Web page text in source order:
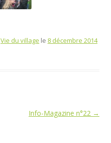
Vie du village le 8 décembre 2014
Info-Magazine n°22 →